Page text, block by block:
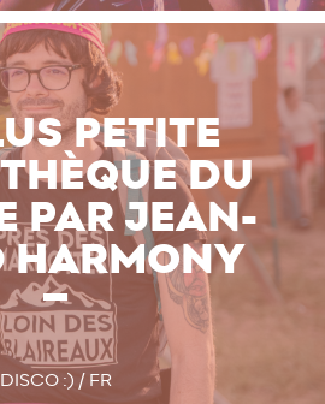
PETITE
DU
PAR JEAN-
HARMONY
DISCO :) / FR